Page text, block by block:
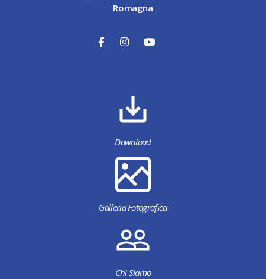
Romagna
Download
Galleria Fotografica
Chi Siamo